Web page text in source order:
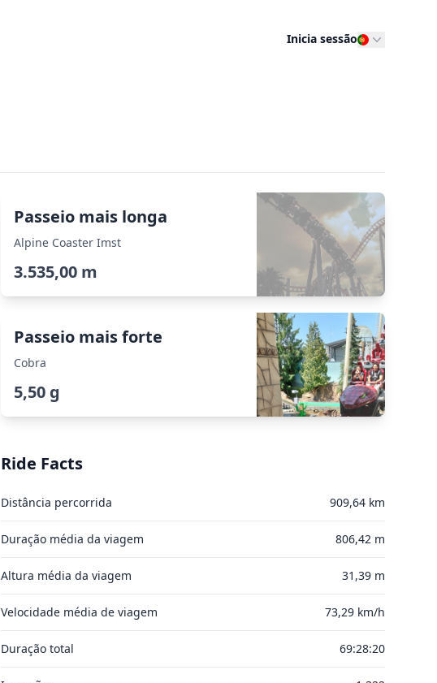
Inicia sessão
Passeio mais longa
Alpine Coaster Imst
3.535,00 m
Passeio mais forte
Cobra
5,50 g
Ride Facts
Distância percorrida 909,64 km
Duração média da viagem 806,42 m
Altura média da viagem 31,39 m
Velocidade média de viagem 73,29 km/h
Duração total 69:28:20